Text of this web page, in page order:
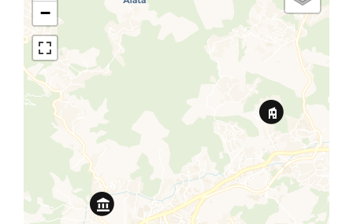
−